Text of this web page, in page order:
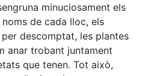
minuciosament els
de cada lloc, els
descomptat, les plantes
anar trobant juntament
que tenen. Tot això,